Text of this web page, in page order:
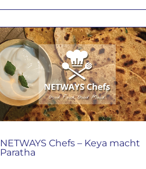
NETWAYS Chefs – Keya macht
Paratha